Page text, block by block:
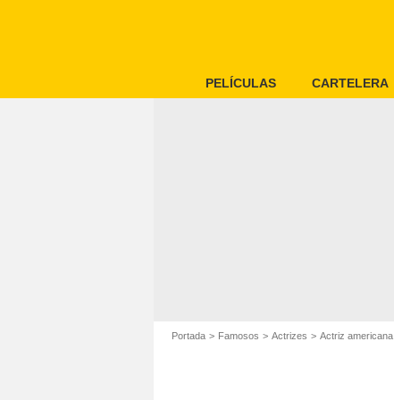
PELÍCULAS CARTELERA
Portada Famosos Actrizes Actriz americana